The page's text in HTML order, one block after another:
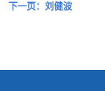
下一页：刘健波